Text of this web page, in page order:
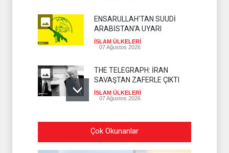
ENSARULLAH'TAN SUUDİ
ARABİSTAN'A UYARI
İSLAM ÜLKELERİ
07 Ağustos 2026
THE TELEGRAPH: İRAN
SAVAŞTAN ZAFERLE ÇIKTI
İSLAM ÜLKELERİ
07 Ağustos 2026
MOSSAD'DA İRAN DEPREMİ
SİYONİST REJİM
Çok Okunanlar